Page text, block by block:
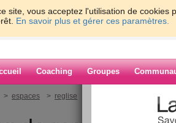
site, vous acceptez l'utilisation de cookies
En savoir plus et gérer ces paramètres.
Coaching Groupes
> espaces > reglise